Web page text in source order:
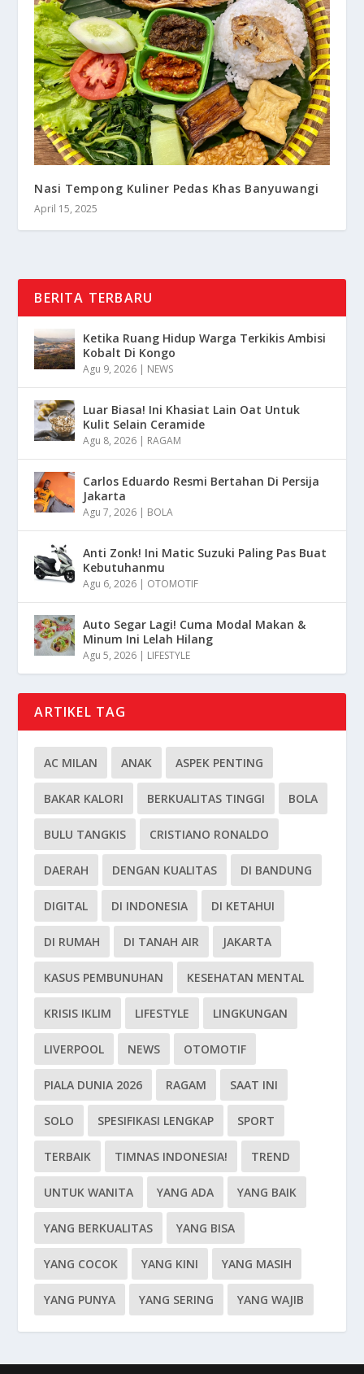
Nasi Tempong Kuliner Pedas Khas Banyuwangi
April 15, 2025
BERITA TERBARU
Ketika Ruang Hidup Warga Terkikis Ambisi
Kobalt Di Kongo
Agu 9, 2026 | NEWS
Luar Biasa! Ini Khasiat Lain Oat Untuk
Kulit Selain Ceramide
Agu 8, 2026 | RAGAM
Carlos Eduardo Resmi Bertahan Di Persija
Jakarta
Agu 7, 2026 | BOLA
Anti Zonk! Ini Matic Suzuki Paling Pas Buat
Kebutuhanmu
Agu 6, 2026 | OTOMOTIF
Auto Segar Lagi! Cuma Modal Makan &
Minum Ini Lelah Hilang
Agu 5, 2026 | LIFESTYLE
ARTIKEL TAG
AC MILAN ANAK ASPEK PENTING
BAKAR KALORI BERKUALITAS TINGGI BOLA
BULU TANGKIS CRISTIANO RONALDO
DAERAH DENGAN KUALITAS DI BANDUNG
DIGITAL DI INDONESIA DI KETAHUI
DI RUMAH DI TANAH AIR JAKARTA
KASUS PEMBUNUHAN KESEHATAN MENTAL
KRISIS IKLIM LIFESTYLE LINGKUNGAN
LIVERPOOL NEWS OTOMOTIF
PIALA DUNIA 2026 RAGAM SAAT INI
SOLO SPESIFIKASI LENGKAP SPORT
TERBAIK TIMNAS INDONESIA! TREND
UNTUK WANITA YANG ADA YANG BAIK
YANG BERKUALITAS YANG BISA
YANG COCOK YANG KINI YANG MASIH
YANG PUNYA YANG SERING YANG WAJIB